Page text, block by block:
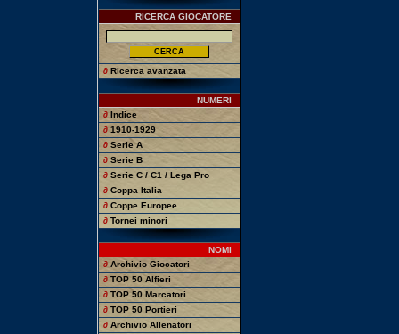
RICERCA GIOCATORE
∂ Ricerca avanzata
NUMERI
∂ Indice
∂ 1910-1929
∂ Serie A
∂ Serie B
∂ Serie C / C1 / Lega Pro
∂ Coppa Italia
∂ Coppe Europee
∂ Tornei minori
NOMI
∂ Archivio Giocatori
∂ TOP 50 Alfieri
∂ TOP 50 Marcatori
∂ TOP 50 Portieri
∂ Archivio Allenatori